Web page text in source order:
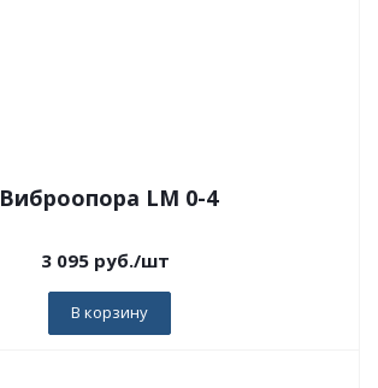
Виброопора LM 0-4
3 095 руб./шт
В корзину